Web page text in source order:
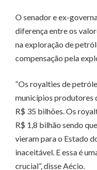
O senador e ex-
diferença entre os
na exploração de
compensação pela
“Os royalties de
municípios produtores
R$ 35 bilhões. Os
R$ 1,8 bilhão sendo
vieram para o Estado
inaceitável. E essa é
crucial”, disse Aécio.